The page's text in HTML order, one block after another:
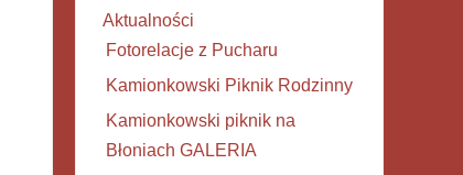
Aktualności
Fotorelacje z Pucharu
Kamionkowski Piknik Rodzinny
Kamionkowski piknik na
Błoniach GALERIA